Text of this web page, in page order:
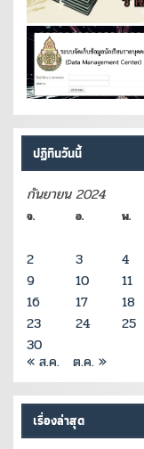
ปฏิทินวันนี้
กันยายน 2024
จ. อ. พ.
2
3 4
9
10 11
16
17 18
23
24 25
30
« ส.ค. ต.ค. »
เรื่องล่าสุด